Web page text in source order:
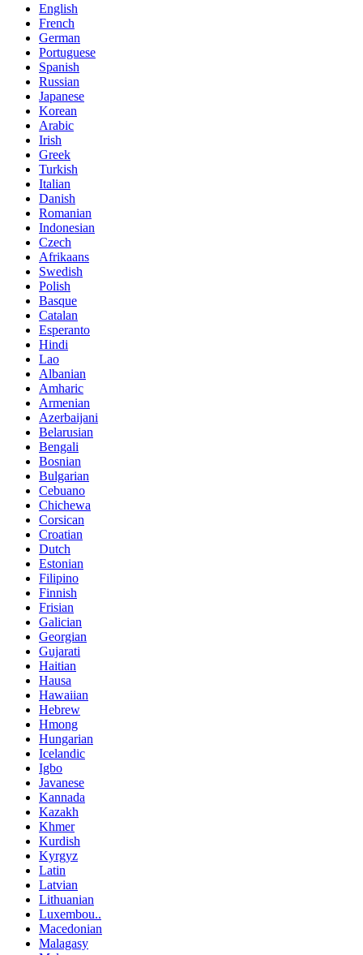
English
French
German
Portuguese
Spanish
Russian
Japanese
Korean
Arabic
Irish
Greek
Turkish
Italian
Danish
Romanian
Indonesian
Czech
Afrikaans
Swedish
Polish
Basque
Catalan
Esperanto
Hindi
Lao
Albanian
Amharic
Armenian
Azerbaijani
Belarusian
Bengali
Bosnian
Bulgarian
Cebuano
Chichewa
Corsican
Croatian
Dutch
Estonian
Filipino
Finnish
Frisian
Galician
Georgian
Gujarati
Haitian
Hausa
Hawaiian
Hebrew
Hmong
Hungarian
Icelandic
Igbo
Javanese
Kannada
Kazakh
Khmer
Kurdish
Kyrgyz
Latin
Latvian
Lithuanian
Luxembou..
Macedonian
Malagasy